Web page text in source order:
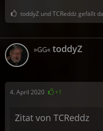
toddyZ und TCReddz gefällt
»GG« toddyZ
4. April 2020 +1
Zitat von TCReddz